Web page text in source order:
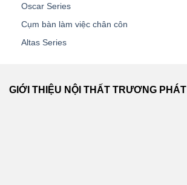
Oscar Series
Cụm bàn làm việc chân côn
Altas Series
GIỚI THIỆU NỘI THẤT TRƯƠNG PHÁT